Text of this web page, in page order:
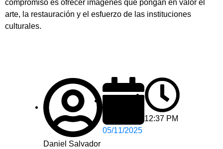
compromiso es ofrecer imágenes que pongan en valor el
arte, la restauración y el esfuerzo de las instituciones
culturales.
Daniel Salvador
05/11/2025
12:37 PM